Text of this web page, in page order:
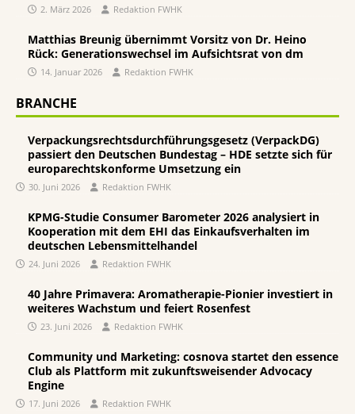
2. März 2026 Redaktion FWHK
Matthias Breunig übernimmt Vorsitz von Dr. Heino
Rück: Generationswechsel im Aufsichtsrat von dm
14. Januar 2026 Redaktion FWHK
BRANCHE
Verpackungsrechtsdurchführungsgesetz (VerpackDG)
passiert den Deutschen Bundestag – HDE setzte sich für
europarechtskonforme Umsetzung ein
30. Juni 2026 Redaktion FWHK
KPMG-Studie Consumer Barometer 2026 analysiert in
Kooperation mit dem EHI das Einkaufsverhalten im
deutschen Lebensmittelhandel
24. Juni 2026 Redaktion FWHK
40 Jahre Primavera: Aromatherapie-Pionier investiert in
weiteres Wachstum und feiert Rosenfest
23. Juni 2026 Redaktion FWHK
Community und Marketing: cosnova startet den essence
Club als Plattform mit zukunftsweisender Advocacy
Engine
17. Juni 2026 Redaktion FWHK